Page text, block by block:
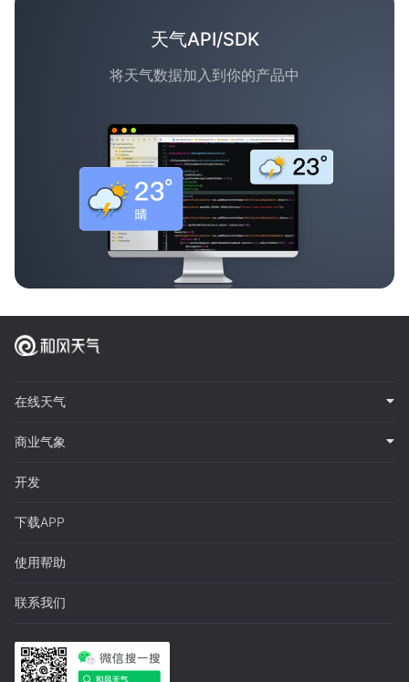
天气API/SDK
将天气数据加入到你的产品中
在线天气
商业气象
开发
下载APP
使用帮助
联系我们